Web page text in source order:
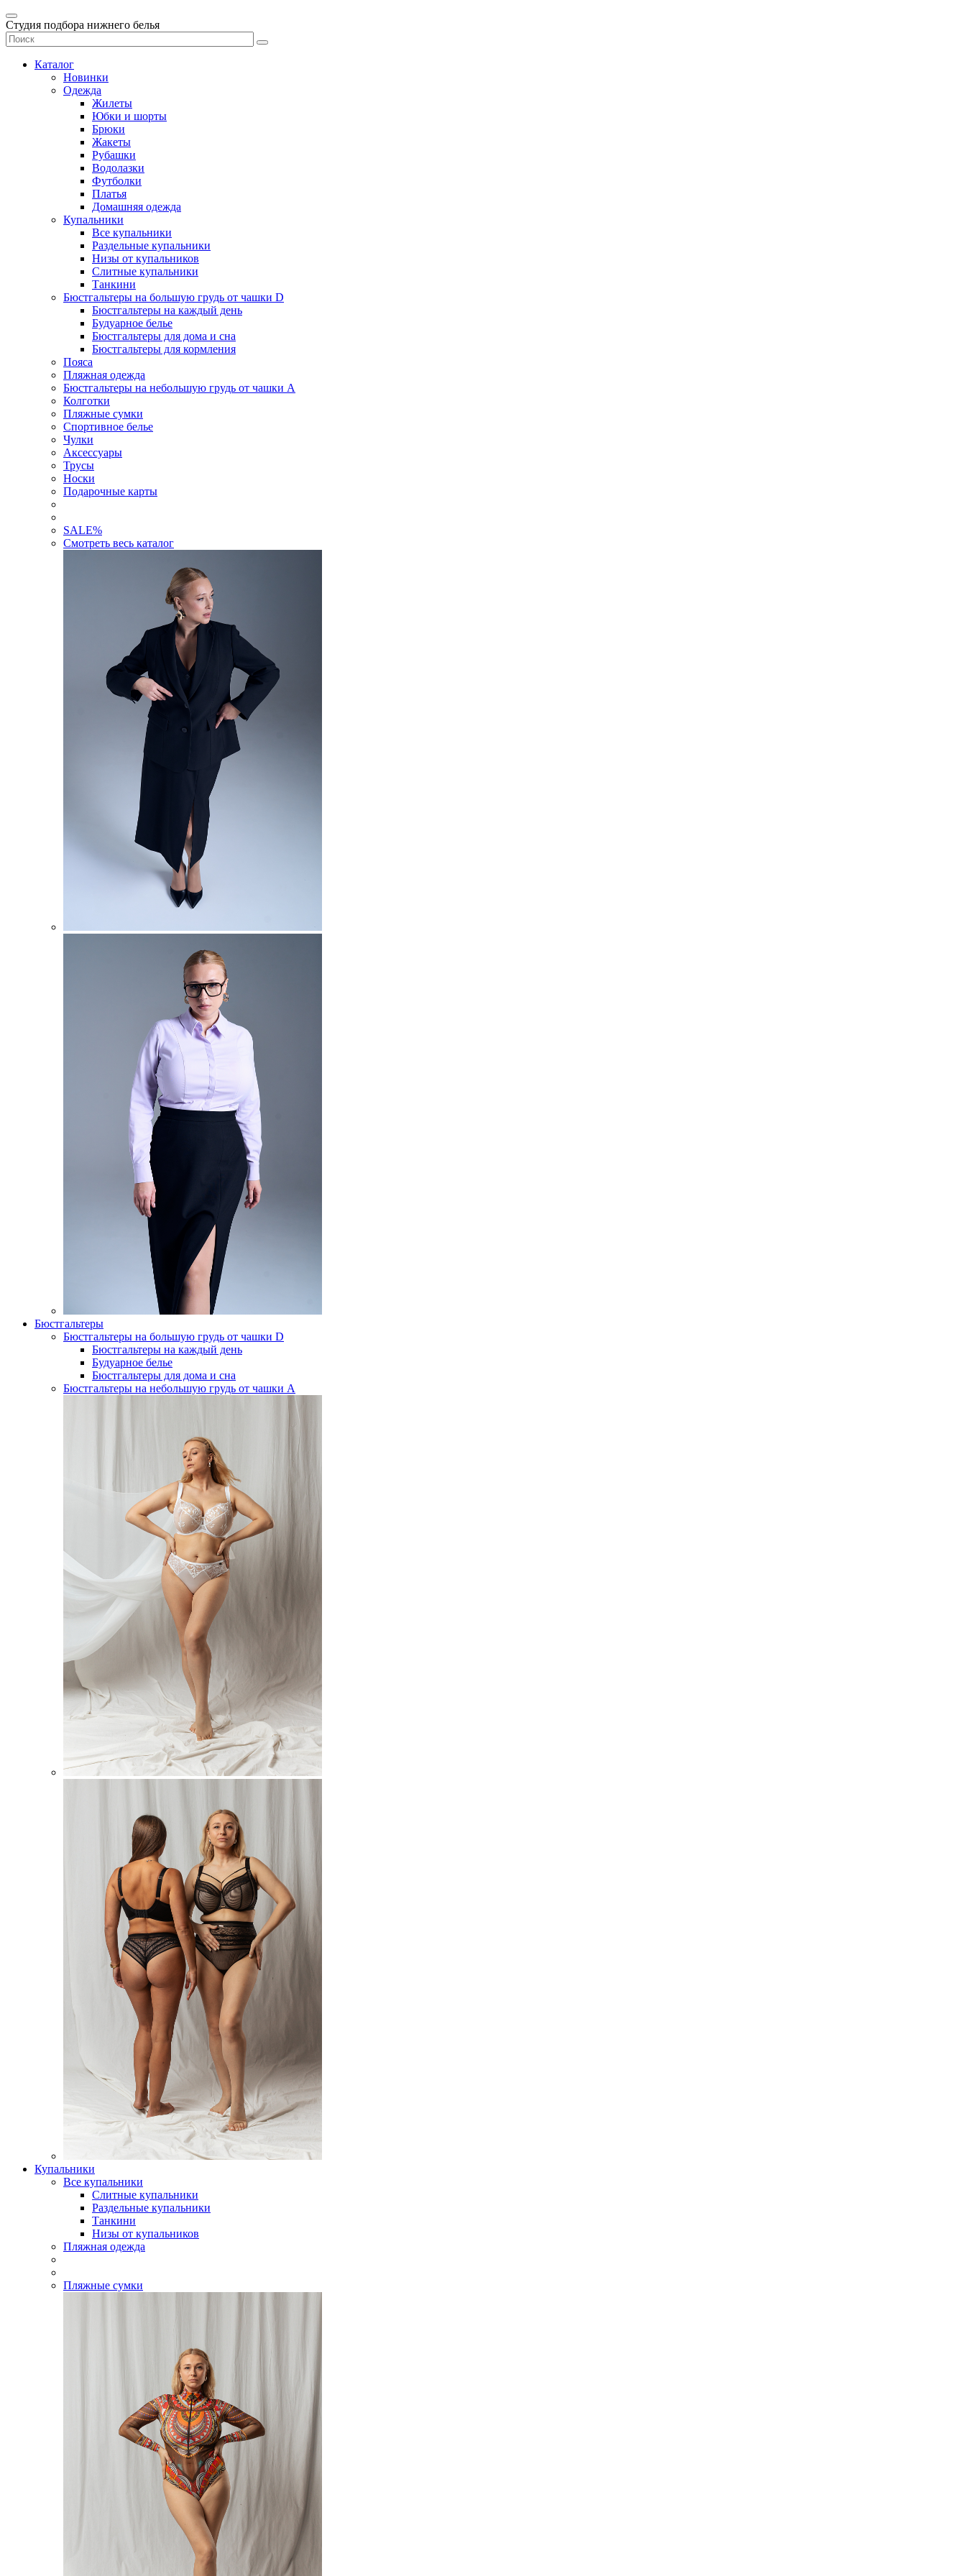
Студия подбора нижнего белья
Каталог
Новинки
Одежда
Жилеты
Юбки и шорты
Брюки
Жакеты
Рубашки
Водолазки
Футболки
Платья
Домашняя одежда
Купальники
Все купальники
Раздельные купальники
Низы от купальников
Слитные купальники
Танкини
Бюстгальтеры на большую грудь от чашки D
Бюстгальтеры на каждый день
Будуарное белье
Бюстгальтеры для дома и сна
Бюстгальтеры для кормления
Пояса
Пляжная одежда
Бюстгальтеры на небольшую грудь от чашки А
Колготки
Пляжные сумки
Спортивное белье
Чулки
Аксессуары
Трусы
Носки
Подарочные карты
SALE%
Смотреть весь каталог
Бюстгальтеры
Бюстгальтеры на большую грудь от чашки D
Бюстгальтеры на каждый день
Будуарное белье
Бюстгальтеры для дома и сна
Бюстгальтеры на небольшую грудь от чашки А
Купальники
Все купальники
Слитные купальники
Раздельные купальники
Танкини
Низы от купальников
Пляжная одежда
Пляжные сумки